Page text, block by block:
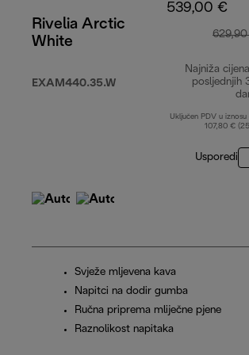
Rivelia Arctic
White
EXAM440.35.W
539,00 €
Najniža
posljednjih
Uključen PDV u iznosu
107,80 €
Usporedi
Svježe mljevena kava
Napitci na dodir gumba
Ručna priprema mliječne pjene
Raznolikost napitaka